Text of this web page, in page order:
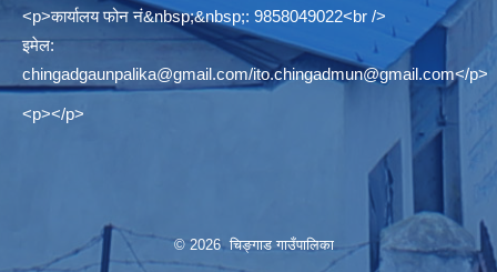
<p>कार्यालय फोन नं&nbsp;&nbsp;: 9858049022<br />
इमेल:
chingadgaunpalika@gmail.com/ito.chingadmun@gmail.com</p>
<p></p>
© 2026 चिङ्गाड गाउँपालिका